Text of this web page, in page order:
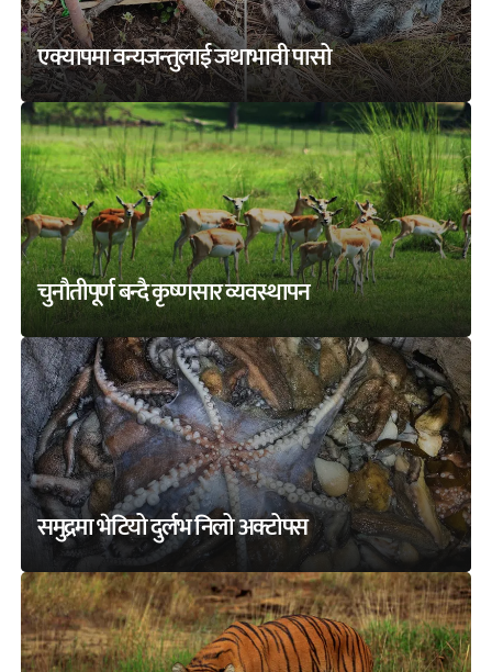
एक्यापमा वन्यजन्तुलाई जथाभावी पासो
चुनौतीपूर्ण बन्दै कृष्णसार व्यवस्थापन
समुद्रमा भेटियो दुर्लभ निलो अक्टोपस